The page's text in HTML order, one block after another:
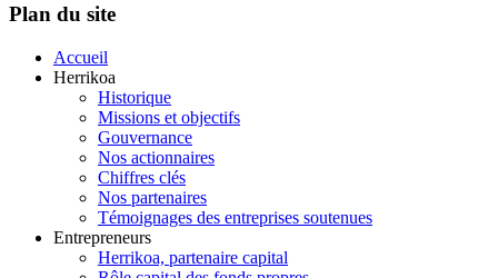
Plan du site
Accueil
Herrikoa
Historique
Missions et objectifs
Gouvernance
Nos actionnaires
Chiffres clés
Nos partenaires
Témoignages des entreprises soutenues
Entrepreneurs
Herrikoa, partenaire capital